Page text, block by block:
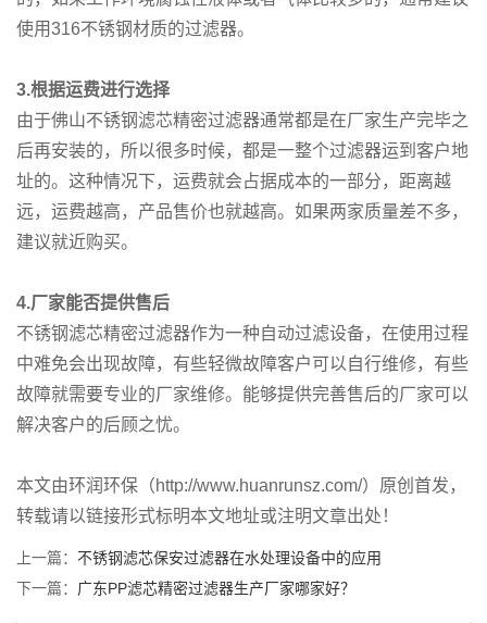
使用316不锈钢材质的过滤器。
3.根据运费进行选择
由于佛山不锈钢滤芯精密过滤器通常都是在厂家生产完毕之
后再安装的，所以很多时候，都是一整个过滤器运到客户地
址的。这种情况下，运费就会占据成本的一部分，距离越
远，运费越高，产品售价也就越高。如果两家质量差不多，
建议就近购买。
4.厂家能否提供售后
不锈钢滤芯精密过滤器作为一种自动过滤设备，在使用过程
中难免会出现故障，有些轻微故障客户可以自行维修，有些
故障就需要专业的厂家维修。能够提供完善售后的厂家可以
解决客户的后顾之忧。
本文由环润环保（http://www.huanrunsz.com/）原创首发，
转载请以链接形式标明本文地址或注明文章出处！
上一篇： 不锈钢滤芯保安过滤器在水处理设备中的应用
下一篇： 广东PP滤芯精密过滤器生产厂家哪家好？